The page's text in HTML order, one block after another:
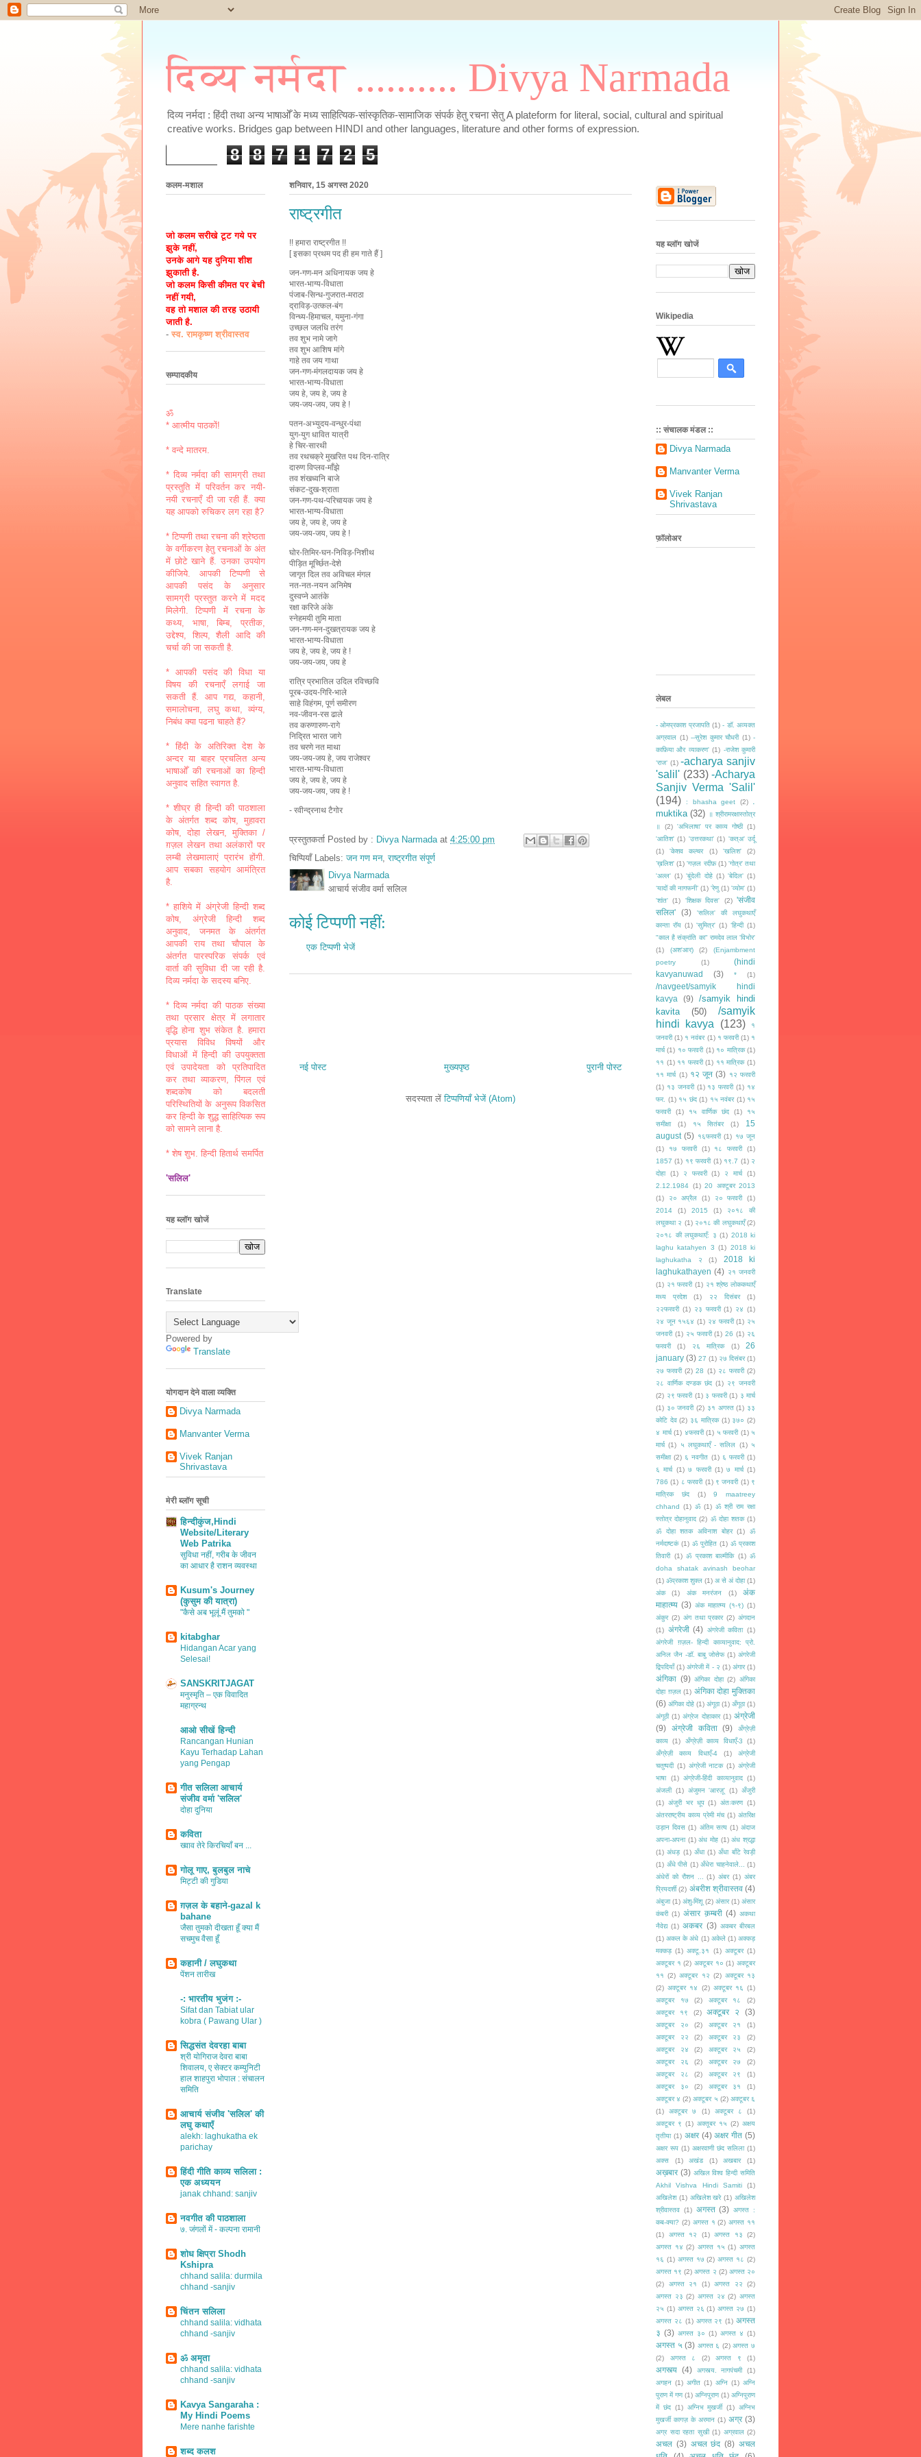
दिव्य नर्मदा .......... Divya Narmada
दिव्य नर्मदा : हिंदी तथा अन्य भाषाओँ के मध्य साहित्यिक-सांस्कृतिक-सामाजिक संपर्क हेतु रचना सेतु A plateform for literal, social, cultural and spiritual
creative works. Bridges gap between HINDI and other languages, literature and other forms of expression.
8 8 7 1 7 2 5
शनिवार, 15 अगस्त 2020
राष्ट्रगीत
!! हमारा राष्ट्रगीत !!
[ इसका प्रथम पद ही हम गाते हैं ]
जन-गण-मन अधिनायक जय हे
भारत-भाग्य-विधाता
पंजाब-सिन्ध-गुजरात-मराठा
द्राविड़-उत्कल-बंग
विन्ध्य-हिमाचल, यमुना-गंगा
उच्छल जलधि तरंग
तव शुभ नामे जागे
तव शुभ आशिष मांगे
गाहे तव जय गाथा
जन-गण-मंगलदायक जय हे
भारत-भाग्य-विधाता
जय हे, जय हे, जय हे
जय-जय-जय, जय हे !
पतन-अभ्युदय-वन्धुर-पंथा
युग-युग धावित यात्री
हे चिर-सारथी
तव रथचक्रे मुखरित पथ दिन-रात्रि
दारुण विप्लव-माँझे
तव शंखध्वनि बाजे
संकट-दुख-श्राता
जन-गण-पथ-परिचायक जय हे
भारत-भाग्य-विधाता
जय हे, जय हे, जय हे
जय-जय-जय, जय हे !
घोर-तिमिर-घन-निविड़-निशीथ
पीड़ित मूर्च्छित-देशे
जागृत दिल तव अविचल मंगल
नत-नत-नयन अनिमेष
दुस्वप्ने आतंके
रक्षा करिजे अंके
स्नेहमयी तुमि माता
जन-गण-मन-दुखत्रायक जय हे
भारत-भाग्य-विधाता
जय हे, जय हे, जय हे !
जय-जय-जय, जय हे
रात्रि प्रभातिल उदिल रविच्छवि
पूरब-उदय-गिरि-भाले
साहे विहंगम, पूर्ण समीरण
नव-जीवन-रस ढाले
तव करुणारुण-रागे
निद्रित भारत जागे
तव चरणे नत माथा
जय-जय-जय हे, जय राजेश्वर
भारत-भाग्य-विधाता
जय हे, जय हे, जय हे
जय-जय-जय, जय हे !
- रवीन्द्रनाथ टैगोर
प्रस्तुतकर्ता Posted by : Divya Narmada at 4:25:00 pm
चिप्पियाँ Labels:जन गण मन,राष्ट्रगीत संपूर्ण
Divya Narmada
आचार्य संजीव वर्मा सलिल
कोई टिप्पणी नहीं:
एक टिप्पणी भेजें
नई पोस्ट पुरानी पोस्ट
मुख्यपृष्ठ
सदस्यता लेंटिप्पणियाँ भेजें (Atom)
कलम-मशाल
जो कलम सरीखे टूट गये पर
झुके नहीं,
उनके आगे यह दुनिया शीश
झुकाती है.
जो कलम किसी कीमत पर बेची
नहीं गयी,
वह तो मशाल की तरह उठायी
जाती है.
- स्व. रामकृष्ण श्रीवास्तव
सम्पादकीय
ॐ
* आत्मीय पाठकों!
* वन्दे मातरम.
* दिव्य नर्मदा की सामग्री तथा
प्रस्तुति में परिवर्तन कर नयी-
नयी रचनाएँ दी जा रही हैं. क्या
यह आपको रुचिकर लग रहा है?
* टिप्पणी तथा रचना की श्रेष्ठता
के वर्गीकरण हेतु रचनाओं के अंत
में छोटे खाने हैं. उनका उपयोग
कीजिये. आपकी टिप्पणी से
आपकी पसंद के अनुसार
सामग्री प्रस्तुत करने में मदद
मिलेगी. टिप्पणी में रचना के
कथ्य, भाषा, बिम्ब, प्रतीक,
उद्देश्य, शिल्प, शैली आदि की
चर्चा की जा सकती है.
* आपकी पसंद की विधा या
विषय की रचनाएँ लगाई जा
सकती हैं. आप गद्य, कहानी,
समालोचना, लघु कथा, व्यंग्य,
निबंध क्या पढना चाहते हैं?
* हिंदी के अतिरिक्त देश के
अन्दर या बाहर प्रचलित अन्य
भाषाओँ की रचनाओं का हिन्दी
अनुवाद सहित स्वागत है.
* शीघ्र ही हिन्दी की पाठशाला
के अंतर्गत शब्द कोष, मुहावरा
कोष, दोहा लेखन, मुक्तिका /
ग़ज़ल लेखन तथा अलंकारों पर
लम्बी लेखमालाएं प्रारंभ होंगी.
आप सबका सहयोग आमंत्रित
है.
* हाशिये में अंग्रेजी हिन्दी शब्द
कोष, अंग्रेजी हिन्दी शब्द
अनुवाद, जनमत के अंतर्गत
आपकी राय तथा चौपाल के
अंतर्गत पारस्परिक संपर्क एवं
वार्ता की सुविधा दी जा रही है.
दिव्य नर्मदा के सदस्य बनिए.
* दिव्य नर्मदा की पाठक संख्या
तथा प्रसार क्षेत्र में लगातार
वृद्धि होना शुभ संकेत है. हमारा
प्रयास विविध विषयों और
विधाओं में हिन्दी की उपयुक्तता
एवं उपादेयता को प्रतिपादित
कर तथा व्याकरण, पिंगल एवं
शब्दकोष को बदलती
परिस्थितियों के अनुरूप विकसित
कर हिन्दी के शुद्ध साहित्यिक रूप
को सामने लाना है.
* शेष शुभ. हिन्दी हितार्थ समर्पित
'सलिल'
यह ब्लॉग खोजें
Translate
Powered by
Translate
योगदान देने वाला व्यक्ति
Divya Narmada
Manvanter Verma
Vivek Ranjan
Shrivastava
मेरी ब्लॉग सूची
हिन्दीकुंज,Hindi
Website/Literary
Web Patrika
सुविधा नहीं, गरीब के जीवन
का आधार है राशन व्यवस्था
Kusum's Journey
(कुसुम की यात्रा)
"कैसे अब भूलूं मैं तुमको "
kitabghar
Hidangan Acar yang
Selesai!
SANSKRITJAGAT
मनुस्मृति – एक विवादित
महाग्रन्थ
आओ सीखें हिन्दी
Rancangan Hunian
Kayu Terhadap Lahan
yang Pengap
गीत सलिला आचार्य
संजीव वर्मा 'सलिल'
दोहा दुनिया
कविता
ख्वाव तेरे किरचियाँ बन ...
गोलू गाए, बुलबुल नाचे
मिट्टी की गुडिया
ग़ज़ल के बहाने-gazal k
bahane
जैसा तुमको दीखता हूँ क्या मैं
सचमुच वैसा हूँ
कहानी / लघुकथा
पेंशन तारीख
-: भारतीय भुजंग :-
Sifat dan Tabiat ular
kobra ( Pawang Ular )
सिद्धसंत देवरहा बाबा
श्री योगिराज देवरा बाबा
शिवालय, ए सेक्टर कम्युनिटी
हाल शाहपुरा भोपाल : संचालन
समिति
आचार्य संजीव 'सलिल' की
लघु कथाएँ
alekh: laghukatha ek
parichay
हिंदी गीति काव्य सलिला :
एक अध्ययन
janak chhand: sanjiv
नवगीत की पाठशाला
७. जंगलों में - कल्पना रामानी
शोध क्षिप्रा Shodh
Kshipra
chhand salila: durmila
chhand -sanjiv
चिंतन सलिला
chhand salila: vidhata
chhand -sanjiv
ॐ अमृता
chhand salila: vidhata
chhand -sanjiv
Kavya Sangaraha :
My Hindi Poems
Mere nanhe farishte
शब्द कलश
यह ब्लॉग खोजें
Wikipedia
:: संचालक मंडल ::
Divya Narmada
Manvanter Verma
Vivek Ranjan
Shrivastava
फ़ॉलोअर
लेबल
- ओमप्रकाश प्रजापति (1) - डॉ. अव्यक्त
अग्रवाल (1) --सुरेश कुमार चौधरी (1) -
काफ़िया और व्याकरण' (1) -राजेश कुमारी
‘राज‘ (1) -acharya sanjiv
'salil' (233) -Acharya
Sanjiv Verma 'Salil'
(194)
: bhasha geet (2)
muktika (32)
॥ श्रीरामरक्षास्तोत्र
॥
(2) 'अभिलाषा' पर काव्य गोष्ठी (1)
'आतिश' (1) 'उत्तरकथा' (1) 'कत्अ' उर्दू
(1)
'केशव कल्चर (1) 'खलिश'
(2)
’ख़लिश' (1) 'गज़ल रदीफ़ (1) 'गोत्र' तथा
'अल्ल' (1) 'बुंदेली दोहे (1) 'बेदिल' (1)
‘यादों की नागफनी’ (1) 'रेणु (1) 'व्योम' (1)
'शांत' (1) 'शिक्षक दिवस' (2) 'संजीव
सलिल'
(3)
'सलिल' की लघुकथाएँ
कान्ता रॉय (1) 'सुमित्र' (1) ‘हिन्दी (1)
"काल है संक्रांति का" रामदेव लाल 'विभोर'
(1)
(अश'आर) (2)
(Enjambment
poetry
(1)
(hindi
kavyanuwad
(3) * (1)
/navgeet/samyik hindi
kavya
(9)
/samyik hindi
kavita
(50)
/samyik
hindi kavya
(123)
१
जनवरी (1) १ नवंबर (1) १ फरवरी (1) १
मार्च (1) १० फरवरी (1) १० मात्रिक (1)
११ (1) ११ फरवरी (1) ११ मात्रिक (1)
११ मार्च (1) १२ जून (3) १२ फरवरी
(1) १३ जनवरी (1) १३ फरवरी (1) १४
फर. (1) १५ छंद (1) १५ नवंबर (1) १५
फरवरी
(1) १५ वार्णिक छंद (1)
१५
समीक्षा
(1) १५ सितंबर (1)
15
august (5) १६फरवरी (1) १७ जून
(1)
१७ फरवरी (1) १८ फरवरी
(1)
1857 (1) १९ फरवरी (1) १९.7 (1) २
दोहा
(1) २ फरवरी (1) २ मार्च
(1)
2.12.1984 (1) 20 अक्टूबर 2013
(1)
२० अप्रैल (1) २० फरवरी
(1)
2014
(1) 2015 (1)
२०१८ की
लघुकथा २ (1) २०१८ की लघुकथाएँ (2)
२०१८ की लघुकथाएँ: ३ (1) 2018 ki
laghu katahyen 3 (1) 2018 ki
laghukatha २
(1)
2018 ki
laghukathayen (4) २१ जनवरी
(1) २१ फरवरी (1) २१ श्रेष्ठ लोककथाएँ
मध्य प्रदेश
(1) २२ दिसंबर
(1)
२२फरवरी (1) २३ फरवरी (1) २४ (1)
२४ जून १५६४ (1) २४ फरवरी (1) २५
जनवरी (1) २५ फरवरी (1) 26 (1) २६
फरवरी
(1) २६ मात्रिक (1)
26
january (3) 27 (1) २७ दिसंबर (1)
२७ फरवरी (2) 28 (1) २८ फरवरी (2)
२८ वार्णिक दण्डक छंद (1) २९ जनवरी
(2) २९ फरवरी (1) ३ फरवरी (1) ३ मार्च
(1) ३० जनवरी (2) ३१ अगस्त (1) ३३
कोटि देव (2) ३६ मात्रिक (1) ३७० (2)
४ मार्च (1) ४फरवरी (1) ५ फरवरी (1) ५
मार्च (1) ५ लघुकथाएँ - सलिल (1) ५
समीक्षा (2) ६ नवगीत (1) ६ फरवरी (1)
६ मार्च (1) ७ फरवरी (1) ७ मार्च (1)
786 (1) ८ फरवरी (1) ९ जनवरी (1) ९
मात्रिक छंद
(1)
9 maatreey
chhand (1) ॐ (1) ॐ श्री राम रक्षा
स्तोत्र दोहानुवाद (2) ॐ दोहा शतक (1)
ॐ दोहा शतक अविनाश बोहर
(1)
ॐ
नर्मदाष्टकं (1) ॐ पुरोहित (1) ॐ प्रकाश
तिवारी (1) ॐ प्रकाश बाल्मीकि (1) ॐ
doha shatak avinash beohar
(1) ॐप्रकाश शुक्ल (1) अ से अं दोहा (1)
अंक
(1) अंक मनरंजन (1)
अंक
माहात्म्य (3) अंक माहात्म्य (१-९) (1)
अंकुर (2) अंग तथा प्रकार (2) अंगदान
(1) अंगरेजी (4) अंगरेजी कविता (1)
अंगरेजी ग़ज़ल- हिन्दी काव्यानुवाद: प्रो.
अनिल जैन -डॉ. बाबु जोसेफ (1) अंगरेजी
द्विपदियाँ (1) अंगरेजी में - २ (1) अंगार (1)
अंगिका (9) अंगिका दोहा (2) अंगिका
दोहा ग़ज़ल (1) अंगिका दोहा मुक्तिका
(6) अंगिका दोहे (1) अंगूठा (1) अँगूठा (1)
अंगूठी (1) अंग्रेज दोहाकार (1) अंग्रेजी
(9)
अंग्रेजी कविता (9)
अँग्रेज़ी
काव्य (1) अँग्रेज़ी काव्य विधाएँ-3
(1)
अँग्रेज़ी काव्य विधाएँ-4
(1)
अंग्रेजी
चतुष्पदी (1) अंग्रेजी नाटक (1) अंग्रेजी
भाषा
(1) अंग्रेजी-हिंदी काव्यानुवाद (1)
अंजली (1) अंजुमन 'आरज़ू' (1) अँजुरी
(1) अंजुरी भर धूप (1) अंतःकरण (1)
अंतरराष्ट्रीय काव्य प्रेमी मंच (1) अंतरिक्ष
उड़ान दिवस (1) अंतिम सत्य (1) अंदाज
अपना-अपना (1) अंध मोह (1) अंध श्रद्धा
(1) अंधड़ (1) अँधा (1) अँधा बाँटे रेवड़ी
(1) अँधे पीसे (1) अँधेरा चाहनेवाले...
(1)
अंधेरों को रौशन ...
(1) अंबर (1) अंबर
प्रियदर्शी (2) अंबरीश श्रीवास्तव (4)
अंबुजा (1) अंशु-मिंशू (2) अंसार (1) अंसार
कंबरी (1) अंसार क़म्बरी (4) अकथा
नैवेद्य (1) अकबर (3) अकबर बीरबल
(1) अकल के अंधे (1) अकेले (1) अक्कड़
मक्कड़ (1) अक्टू.३१ (1) अक्टूबर (1)
अक्टूबर १ (2) अक्टूबर १० (1) अक्टूबर
११ (2) अक्टूबर १२ (2) अक्टूबर १३
(2) अक्टूबर १४ (2) अक्टूबर १६ (1)
अक्टूबर १७
(2) अक्टूबर १८
(2)
अक्टूबर १९
(2) अक्टूबर २ (3)
अक्टूबर २० (2) अक्टूबर २१
(1)
अक्टूबर २२
(2) अक्टूबर २३
(2)
अक्टूबर २४
(2) अक्टूबर २५
(2)
अक्टूबर २६
(2) अक्टूबर २७
(2)
अक्टूबर २८
(2) अक्टूबर २९
(1)
अक्टूबर ३०
(2) अक्टूबर ३१
(1)
अक्टूबर ४ (2) अक्टूबर ५ (2) अक्टूबर ६
(1)
अक्टूबर ७ (1) अक्टूबर ८
(1)
अक्टूबर ९ (1) अक्तूबर १५ (2) अक्षय
तृतीया (1) अक्षर (4) अक्षर गीत (5)
अक्षर रूप (1) अक्षरवाणी छंद सलिला (1)
अक्स
(1) अखंड (1) अखबार (1)
अख़बार (3) अखिल विश्व हिन्दी समिति
Akhil Vishva Hindi Samiti
(1)
अखिलेश (1) अखिलेश खरे (1) अखिलेश
श्रीवास्तव (1) अगस्त (3) अगस्त :
कब-क्या? (2) अगस्त १ (2) अगस्त ११
(1)
अगस्त १२ (1) अगस्त १३
(2)
अगस्त १४ (2) अगस्त १५ (1) अगस्त
१६ (1) अगस्त १७ (2) अगस्त १८ (2)
अगस्त १९ (2) अगस्त २ (2) अगस्त २०
(2)
अगस्त २१ (1) अगस्त २२
(2)
अगस्त २३ (2) अगस्त २४ (2) अगस्त
२५ (1) अगस्त २६ (1) अगस्त २७ (1)
अगस्त २८ (1) अगस्त २९ (1) अगस्त
३ (3) अगस्त ३० (1) अगस्त ४ (1)
अगस्त ५ (3) अगस्त ६ (2) अगस्त ७
(2)
अगस्त ८ (2) अगस्त ९ (1)
अगस्त्य (4) अगस्त्य. नागपंचमी
(1)
अगहन (1) अगीत (1) अग्नि (1) अग्नि
पुराण में गण (1) अग्निपुराण (1) अग्निपुराण
में छंद (1) अग्निभ मुखर्जी (1) अग्निभ
मुखर्जी कागज़ के अरमान (1) अग्र (3)
अग्र सदा रहता सुखी (1) अग्रवाल (2)
अचल (3) अचल छंद (8) अचल